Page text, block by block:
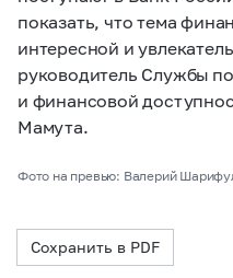
показать, что тема
интересной и
руководитель Службы
и финансовой
Мамута.
Фото на превью: Валерий
Сохранить в PDF